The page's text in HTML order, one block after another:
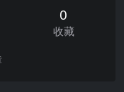
0
收藏